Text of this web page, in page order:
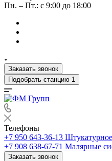
Пн. – Пт.: с 9:00 до 18:00
Заказать звонок
Подобрать станцию 1
Телефоны
+7 950 643-36-13
+7 908 638-67-71 Малярные
Заказать звонок